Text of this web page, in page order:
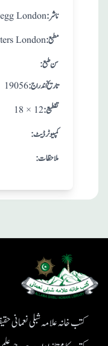
London :ناشر
London:مطبع
: سن طبع
19056: تاريخ اندراج
18 × 12 :تقطيع
:کمپیوٹر ڈیٹ
:ملاحظات
کتب خانہ علامہ شبلی نعمانی